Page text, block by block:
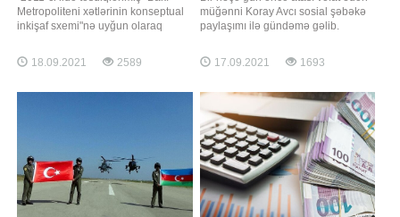
Metropoliteni xətlərinin konseptual
inkişaf sxemi"nə uyğun olaraq
77-dək artırılacaq. Hazırda metroda
26 stansiya var. Yəni hələ 51
18.09.2021 2589
müğənni Koray Avcı sosial şəbəkə
paylaşımı ilə gündəmə gəlib.
atasının fotosunu paylaşan sənətçi
hisslərini belə ifadə edib:. "Mənə
olmamışam. Heç oturub içki də
içmədik səninlə. Aşiq olduğumu d
17.09.2021 1693